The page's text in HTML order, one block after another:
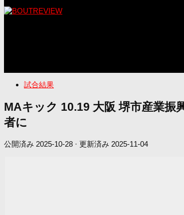
試合結果
MAキック 10.19 大阪 堺市産業振
者に
公開済み 2025-10-28 · 更新済み 2025-11-04